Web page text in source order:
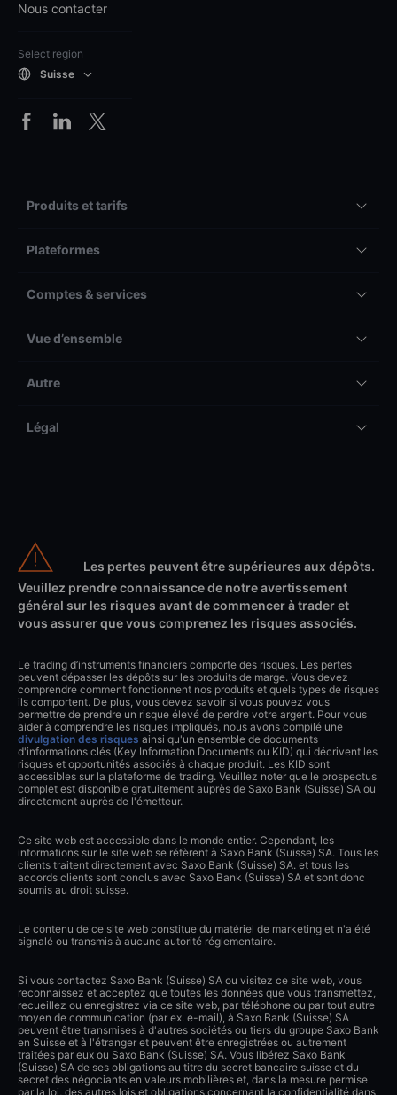
Nous contacter
Select region
Suisse
Produits et tarifs
Plateformes
Comptes & services
Vue d’ensemble
Autre
Légal
Les pertes peuvent être supérieures aux dépôts.
Veuillez prendre connaissance de notre avertissement
général sur les risques avant de commencer à trader et
vous assurer que vous comprenez les risques associés.
Le trading d’instruments financiers comporte des risques. Les pertes
peuvent dépasser les dépôts sur les produits de marge. Vous devez
comprendre comment fonctionnent nos produits et quels types de risques
ils comportent. De plus, vous devez savoir si vous pouvez vous
permettre de prendre un risque élevé de perdre votre argent. Pour vous
aider à comprendre les risques impliqués, nous avons compilé une
divulgation des risques ainsi qu'un ensemble de documents
d'informations clés (Key Information Documents ou KID) qui décrivent les
risques et opportunités associés à chaque produit. Les KID sont
accessibles sur la plateforme de trading. Veuillez noter que le prospectus
complet est disponible gratuitement auprès de Saxo Bank (Suisse) SA ou
directement auprès de l'émetteur.
Ce site web est accessible dans le monde entier. Cependant, les
informations sur le site web se réfèrent à Saxo Bank (Suisse) SA. Tous les
clients traitent directement avec Saxo Bank (Suisse) SA. et tous les
accords clients sont conclus avec Saxo Bank (Suisse) SA et sont donc
soumis au droit suisse.
Le contenu de ce site web constitue du matériel de marketing et n'a été
signalé ou transmis à aucune autorité réglementaire.
Si vous contactez Saxo Bank (Suisse) SA ou visitez ce site web, vous
reconnaissez et acceptez que toutes les données que vous transmettez,
recueillez ou enregistrez via ce site web, par téléphone ou par tout autre
moyen de communication (par ex. e-mail), à Saxo Bank (Suisse) SA
peuvent être transmises à d'autres sociétés ou tiers du groupe Saxo Bank
en Suisse et à l'étranger et peuvent être enregistrées ou autrement
traitées par eux ou Saxo Bank (Suisse) SA. Vous libérez Saxo Bank
(Suisse) SA de ses obligations au titre du secret bancaire suisse et du
secret des négociants en valeurs mobilières et, dans la mesure permise
par la loi, des autres lois et obligations concernant la confidentialité dans